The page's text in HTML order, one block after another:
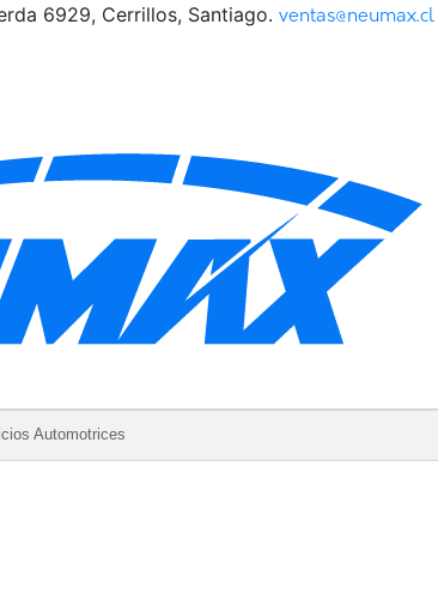
6929, Cerrillos, Santiago. ventas@neumax.cl